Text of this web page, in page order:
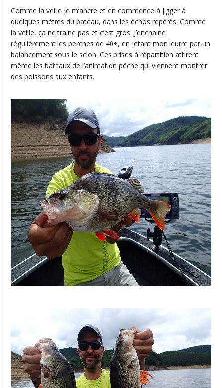
Comme la veille je m’ancre et on commence à jigger à
quelques mètres du bateau, dans les échos repérés. Comme
la veille, ça ne traine pas et c’est gros. J’enchaine
régulièrement les perches de 40+, en jetant mon leurre par un
balancement sous le scion. Ces prises à répartition attirent
même les bateaux de l’animation pêche qui viennent montrer
des poissons aux enfants.